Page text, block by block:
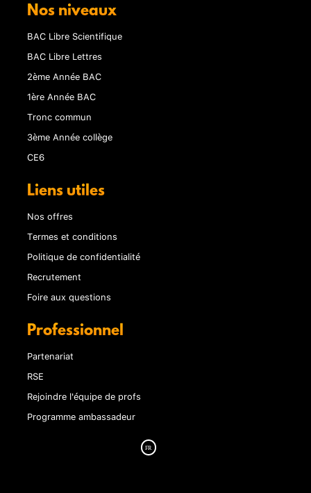
Nos niveaux
BAC Libre Scientifique
BAC Libre Lettres
2ème Année BAC
1ère Année BAC
Tronc commun
3ème Année collège
CE6
Liens utiles
Nos offres
Termes et conditions
Politique de confidentialité
Recrutement
Foire aux questions
Professionnel
Partenariat
RSE
Rejoindre l'équipe de profs
Programme ambassadeur